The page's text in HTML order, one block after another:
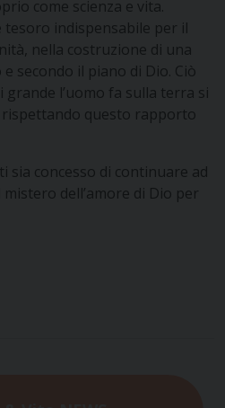
come scienza e vita.
tesoro indispensabile per il
nella costruzione di una
secondo il piano di Dio. Ciò
grande l’uomo fa sulla terra si
rispettando questo rapporto
sia concesso di continuare ad
dell’amore di Dio per